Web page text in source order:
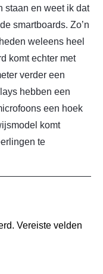
staan en weet ik dat
smartboards. Zo’n
weleens heel
komt echter met
verder een
hebben een
een hoek
komt
te
Vereiste velden